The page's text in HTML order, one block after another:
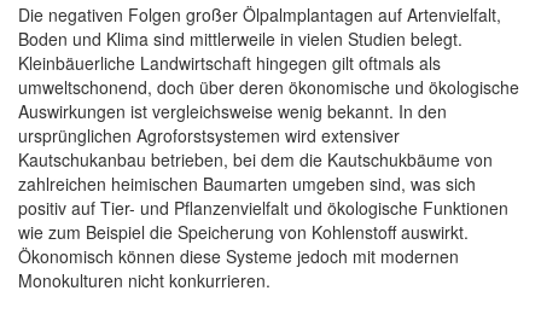
Die negativen Folgen großer Ölpalmplantagen auf Artenvielfalt,
Boden und Klima sind mittlerweile in vielen Studien belegt.
Kleinbäuerliche Landwirtschaft hingegen gilt oftmals als
umweltschonend, doch über deren ökonomische und ökologische
Auswirkungen ist vergleichsweise wenig bekannt. In den
ursprünglichen Agroforstsystemen wird extensiver
Kautschukanbau betrieben, bei dem die Kautschukbäume von
zahlreichen heimischen Baumarten umgeben sind, was sich
positiv auf Tier- und Pflanzenvielfalt und ökologische Funktionen
wie zum Beispiel die Speicherung von Kohlenstoff auswirkt.
Ökonomisch können diese Systeme jedoch mit modernen
Monokulturen nicht konkurrieren.